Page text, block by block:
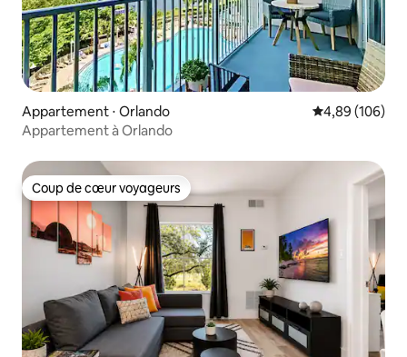
Appartement ⋅ Orlando Évaluation
4,89 (106)
Appartement à Orlando
Coup de cœur voyageurs
Coup de cœur voyageurs